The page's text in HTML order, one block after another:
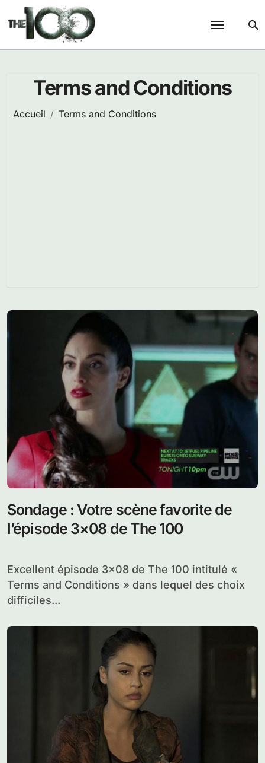
Passer
au
contenu
Terms and Conditions
Accueil Terms and Conditions
Sondage : Votre scène favorite de
l’épisode 3×08 de The 100
Excellent épisode 3×08 de The 100 intitulé «
Terms and Conditions » dans lequel des choix
difficiles...